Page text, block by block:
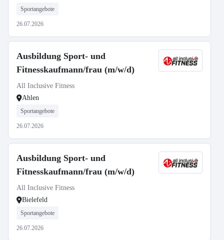
Sportangebote
26.07.2026
Ausbildung Sport- und
Fitnesskaufmann/frau (m/w/d)
All Inclusive Fitness
Ahlen
Sportangebote
26.07.2026
Ausbildung Sport- und
Fitnesskaufmann/frau (m/w/d)
All Inclusive Fitness
Bielefeld
Sportangebote
26.07.2026